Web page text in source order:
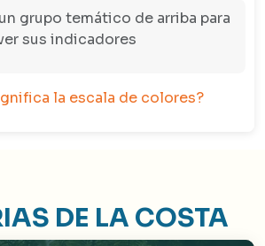
grupo temático de arriba para
sus indicadores
la escala de colores?
DE LA COSTA